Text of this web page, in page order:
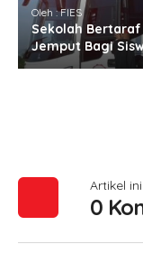
Oleh : FIES
Sekolah
Jemput Bagi
Artikel
0